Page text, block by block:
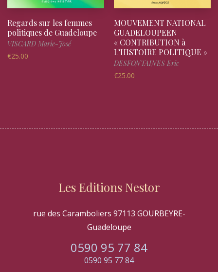
Regards sur les femmes
politiques de Guadeloupe
VISCARD Marie-José
€25.00
MOUVEMENT NATIONAL
GUADELOUPEEN
« CONTRIBUTION à
L’HISTOIRE POLITIQUE »
DESFONTAINES Eric
€25.00
Les Editions Nestor
rue des Caramboliers 97113 GOURBEYRE-
Guadeloupe
0590 95 77 84
0590 95 77 84